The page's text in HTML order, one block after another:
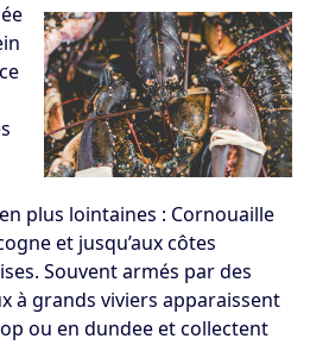
plus lointaines : Cornouaille
et jusqu’aux côtes
Souvent armés par des
à grands viviers apparaissent
ou en dundee et collectent